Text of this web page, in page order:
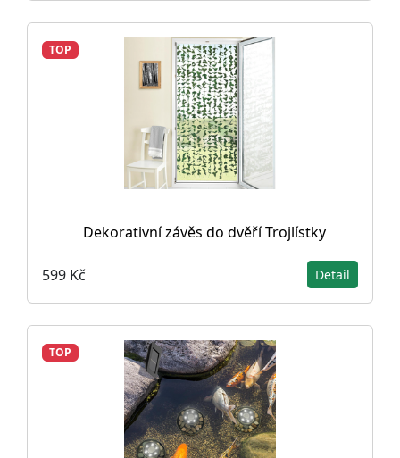
TOP
Dekorativní závěs do dvěří Trojlístky
599 Kč Detail
TOP